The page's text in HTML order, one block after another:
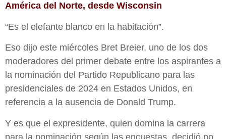
América del Norte, desde Wisconsin
“Es el elefante blanco en la habitación”.
Eso dijo este miércoles Bret Breier, uno de los dos
moderadores del primer debate entre los aspirantes a
la nominación del Partido Republicano para las
presidenciales de 2024 en Estados Unidos, en
referencia a la ausencia de Donald Trump.
Y es que el expresidente, quien domina la carrera
para la nominación según las encuestas, decidió no